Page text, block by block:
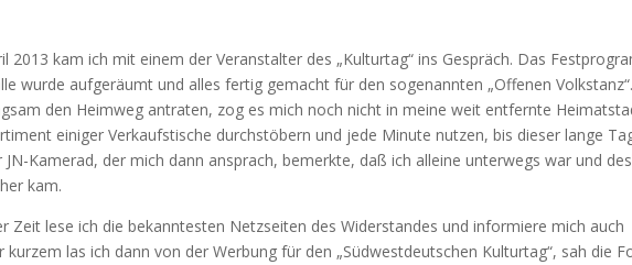
2013 kam ich mit einem der Veranstalter des „Kulturtag“ ins Gespräch. Das
wurde aufgeräumt und alles fertig gemacht für den sogenannten „Offenen Volkstanz“.
den Heimweg antraten, zog es mich noch nicht in meine weit entfernte
einiger Verkaufstische durchstöbern und jede Minute nutzen, bis dieser lange
Kamerad, der mich dann ansprach, bemerkte, daß ich alleine unterwegs war und
kam.
Zeit lese ich die bekanntesten Netzseiten des Widerstandes und informiere mich auch
kurzem las ich dann von der Werbung für den „Südwestdeutschen Kulturtag“, sah die